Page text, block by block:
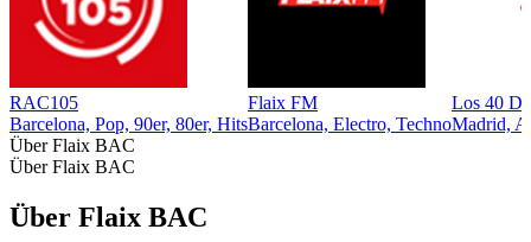
RAC105
Barcelona, Pop, 90er, 80er, Hits
Flaix FM
Barcelona, Electro, Techno
Los 40
Madrid,
Über Flaix BAC
Über Flaix BAC
Über Flaix BAC